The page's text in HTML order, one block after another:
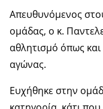
Απευθυνόμενος
ομάδας, ο κ.
αθλητισμό όπως
αγώνας.
Ευχήθηκε στην